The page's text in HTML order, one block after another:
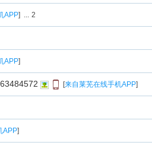
APP] ... 2
APP]
[来自莱芜在线手机APP]
APP]